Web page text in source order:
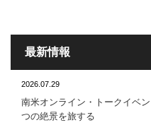
最新情報
2026.07.29
南米オンライン・トークイベ
つの絶景を旅する